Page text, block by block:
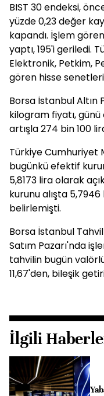
BIST 30 endeksi,
yüzde 0,23 değer
kapandı. İşlem
yaptı, 195'i geriledi.
Elektronik, Petkim,
gören hisse
Borsa İstanbul Altın
kilogram fiyatı,
artışla 274 bin 100
Türkiye Cumhuriyet
bugünkü efektif
5,8173 lira olarak
kurunu alışta
belirlemişti.
Borsa İstanbul Tahvil
Satım Pazarı'nda
tahvilin bugün
11,67'den, bileşik
İlgili